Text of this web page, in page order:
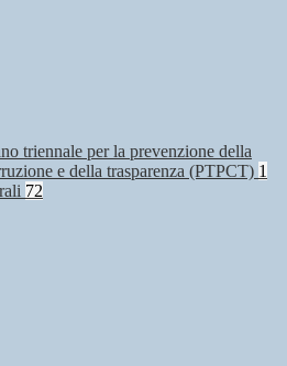
triennale per la prevenzione della
e della trasparenza (PTPCT) 1
72